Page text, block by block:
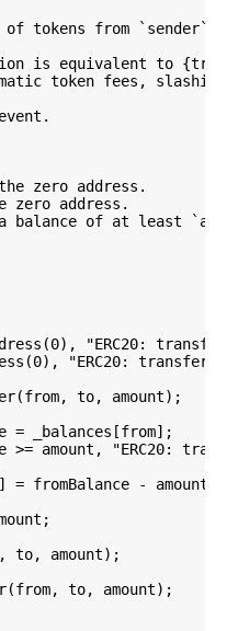
tokens from `sender`
is equivalent to
token fees,
zero address.
zero address.
balance of at least
"ERC20:
"ERC20: transfer
to, amount);
= _balances[from];
>= amount, "ERC20:
= fromBalance - amount;
to, amount);
to, amount);